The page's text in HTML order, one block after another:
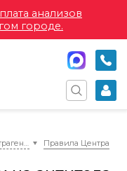
анализов
городе.
Информация для клиентов и контрагентов Правила Центра